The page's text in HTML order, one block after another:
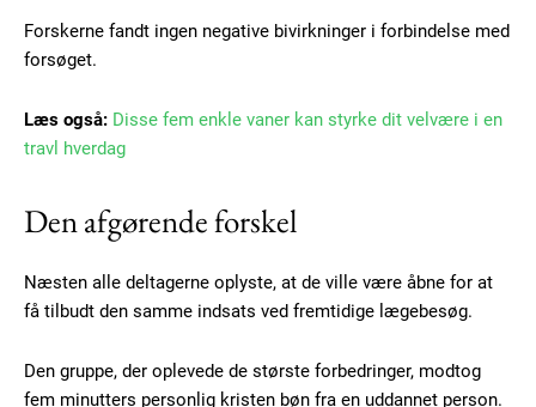
Forskerne fandt ingen negative bivirkninger i forbindelse med
forsøget.
Læs også: Disse fem enkle vaner kan styrke dit velvære i en
travl hverdag
Den afgørende forskel
Næsten alle deltagerne oplyste, at de ville være åbne for at
få tilbudt den samme indsats ved fremtidige lægebesøg.
Den gruppe, der oplevede de største forbedringer, modtog
fem minutters personlig kristen bøn fra en uddannet person.